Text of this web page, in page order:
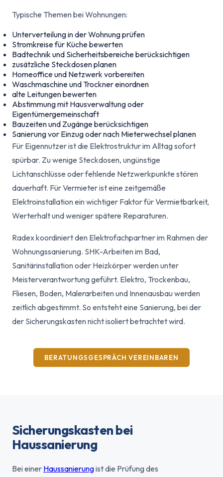
Typische Themen bei Wohnungen:
Unterverteilung in der Wohnung prüfen
Stromkreise für Küche bewerten
Badtechnik und Sicherheitsbereiche berücksichtigen
zusätzliche Steckdosen planen
Homeoffice und Netzwerk vorbereiten
Waschmaschine und Trockner einordnen
alte Leitungen bewerten
Abstimmung mit Hausverwaltung oder
Eigentümergemeinschaft
Bauzeiten und Zugänge berücksichtigen
Sanierung vor Einzug oder nach Mieterwechsel planen
Für Eigennutzer ist die Elektrostruktur im Alltag sofort
spürbar. Zu wenige Steckdosen, ungünstige
Lichtanschlüsse oder fehlende Netzwerkpunkte stören
dauerhaft. Für Vermieter ist eine zeitgemäße
Elektroinstallation ein wichtiger Faktor für Vermietbarkeit,
Werterhalt und weniger spätere Reparaturen.
Radex koordiniert den Elektrofachpartner im Rahmen der
Wohnungssanierung. SHK-Arbeiten im Bad,
Sanitärinstallation oder Heizkörper werden unter
Meisterverantwortung geführt. Elektro, Trockenbau,
Fliesen, Boden, Malerarbeiten und Innenausbau werden
zeitlich abgestimmt. So entsteht eine Sanierung, bei der
der Sicherungskasten nicht isoliert betrachtet wird.
BERATUNGSGESPRÄCH VEREINBAREN
Sicherungskasten bei
Haussanierung
Bei einer Haussanierungist die Prüfung des